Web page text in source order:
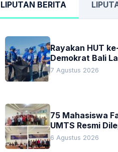
LIPUTAN BERITA
Rayakan HUT
Demokrat Bali
Nyata
7 Agustus 2026
75 Mahasiswa
UMTS Resmi
Dekan Titip
6 Agustus 2026